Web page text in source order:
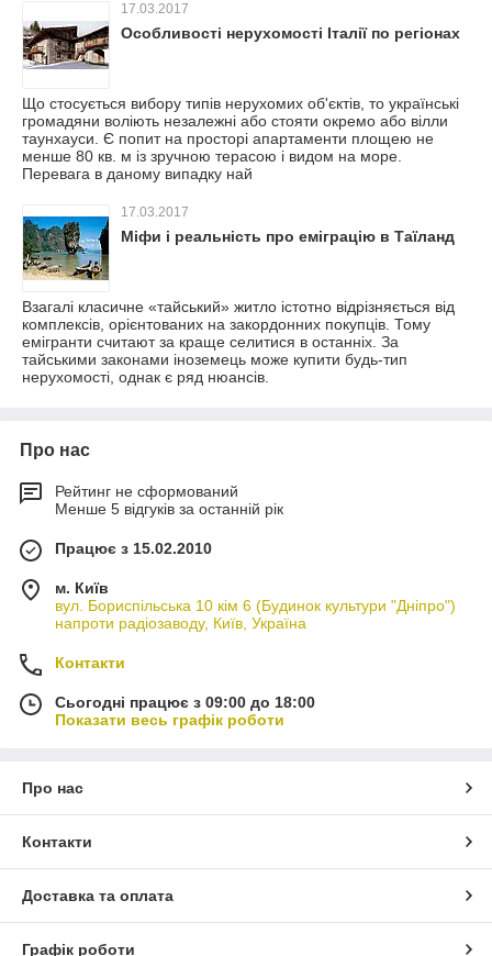
17.03.2017
Особливості нерухомості Італії по регіонах
Що стосується вибору типів нерухомих об'єктів, то українські
громадяни воліють незалежні або стояти окремо або вілли
таунхауси. Є попит на просторі апартаменти площею не
менше 80 кв. м із зручною терасою і видом на море.
Перевага в даному випадку най
17.03.2017
Міфи і реальність про еміграцію в Таїланд
Взагалі класичне «тайський» житло істотно відрізняється від
комплексів, орієнтованих на закордонних покупців. Тому
емігранти считают за краще селитися в останніх. За
тайськими законами іноземець може купити будь-тип
нерухомості, однак є ряд нюансів.
Про нас
Рейтинг не сформований
Менше 5 відгуків за останній рік
Працює з 15.02.2010
м. Київ
вул. Бориспільська 10 кім 6 (Будинок культури "Дніпро")
напроти радіозаводу, Київ, Україна
Контакти
Сьогодні працює з 09:00 до 18:00
Показати весь графік роботи
Про нас
Контакти
Доставка та оплата
Графік роботи